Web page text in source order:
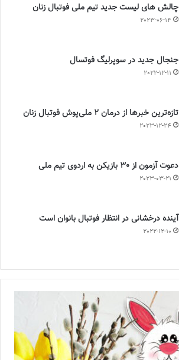
چالش هاى ليست جدید تيم ملى فوتبال زنان
2023-06-14
جنجال جدید در سوپرلیگ فوتسال
2022-12-11
تازه‌ترین خبرها از درمان ۲ ملی‌پوش فوتبال زنان
2023-12-24
دعوت آزمون از 30 بازیکن به اردوی تیم ملی
2023-03-21
آینده درخشانی در انتظار فوتبال بانوان است
2022-12-10